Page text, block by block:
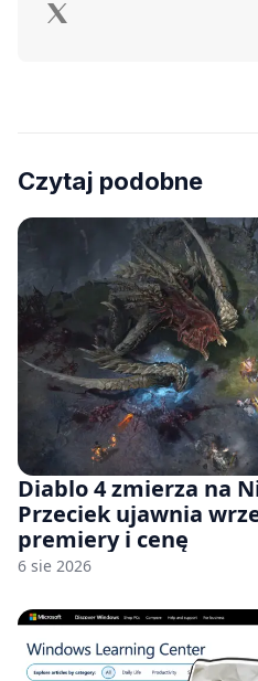
Czytaj podobne
Diablo 4 zmierza na
Przeciek ujawnia
premiery i cenę
6 sie 2026